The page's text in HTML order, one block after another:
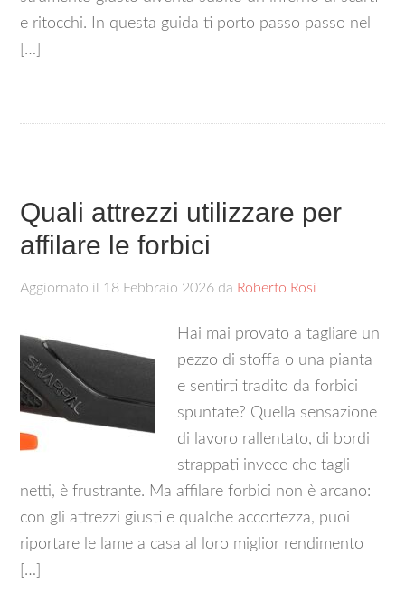
e ritocchi. In questa guida ti porto passo passo nel
[…]
Quali attrezzi utilizzare per
affilare le forbici​
Aggiornato il 18 Febbraio 2026 da Roberto Rosi
Hai mai provato a tagliare un
pezzo di stoffa o una pianta
e sentirti tradito da forbici
spuntate? Quella sensazione
di lavoro rallentato, di bordi
strappati invece che tagli
netti, è frustrante. Ma affilare forbici non è arcano:
con gli attrezzi giusti e qualche accortezza, puoi
riportare le lame a casa al loro miglior rendimento
[…]